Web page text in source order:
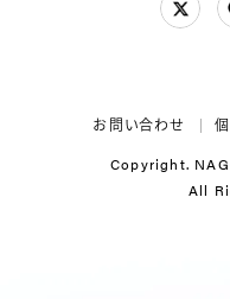
お問い合わせ
Copyright.
All